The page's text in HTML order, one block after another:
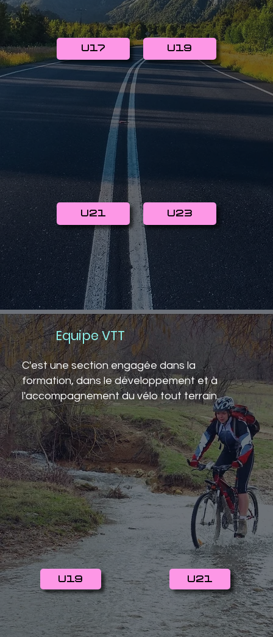
U17 U19
U21 U23
Equipe VTT
C'est une section engagée dans la
formation, dans le développement et à
l'accompagnement du vélo tout terrain.
U19 U21